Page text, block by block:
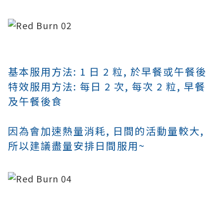
基本服用方法: 1 日 2 粒, 於早餐或午餐後
特效服用方法: 每日 2 次, 每次 2 粒, 早餐
及午餐後食
因為會加速熱量消耗, 日間的活動量較大,
所以建議盡量安排日間服用~